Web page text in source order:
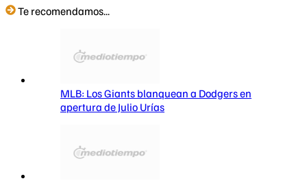
Te recomendamos...
MLB: Los Giants blanquean a Dodgers en
apertura de Julio Urías